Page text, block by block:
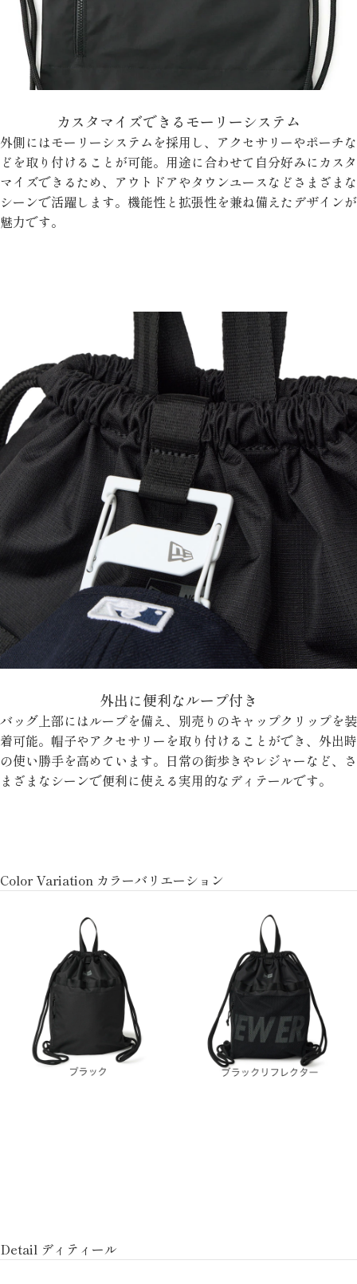
カスタマイズできるモーリーシステム
外側にはモーリーシステムを採用し、アクセサリーやポーチな
どを取り付けることが可能。用途に合わせて自分好みにカスタ
マイズできるため、アウトドアやタウンユースなどさまざまな
シーンで活躍します。機能性と拡張性を兼ね備えたデザインが
魅力です。
外出に便利なループ付き
バッグ上部にはループを備え、別売りのキャップクリップを装
着可能。帽子やアクセサリーを取り付けることができ、外出時
の使い勝手を高めています。日常の街歩きやレジャーなど、さ
まざまなシーンで便利に使える実用的なディテールです。
Color Variation カラーバリエーション
Detail ディティール